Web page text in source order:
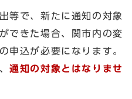
等で、新たに通知の対象
できた場合、関市内の変
申込が必要になります。
通知の対象とはなりませ